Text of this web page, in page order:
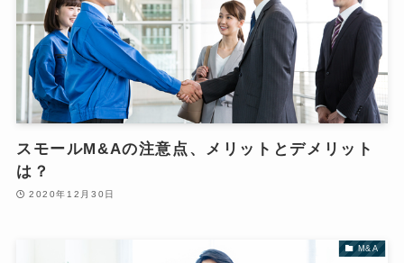
スモールM&Aの注意点、メリットとデメリット
は？
2020年12月30日
M&A